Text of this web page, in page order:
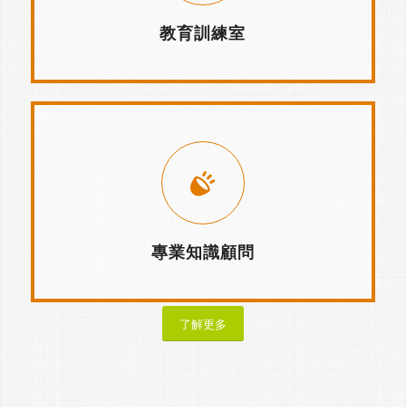
教育訓練室
專業知識顧問
了解更多